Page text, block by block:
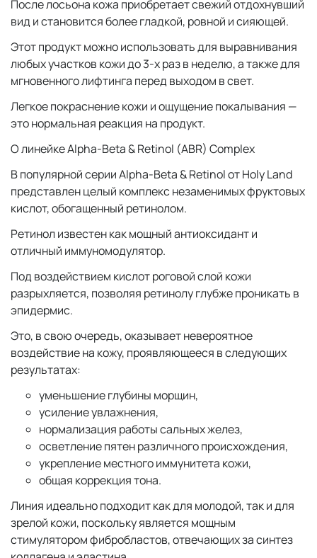
После лосьона кожа приобретает свежий отдохнувший
вид и становится более гладкой, ровной и сияющей.
Этот продукт можно использовать для выравнивания
любых участков кожи до 3-х раз в неделю, а также для
мгновенного лифтинга перед выходом в свет.
Легкое покраснение кожи и ощущение покалывания —
это нормальная реакция на продукт.
О линейке Alpha-Beta & Retinol (ABR) Complex
В популярной серии Alpha-Beta & Retinol от Holy Land
представлен целый комплекс незаменимых фруктовых
кислот, обогащенный ретинолом.
Ретинол известен как мощный антиоксидант и
отличный иммуномодулятор.
Под воздействием кислот роговой слой кожи
разрыхляется, позволяя ретинолу глубже проникать в
эпидермис.
Это, в свою очередь, оказывает невероятное
воздействие на кожу, проявляющееся в следующих
результатах:
уменьшение глубины морщин,
усиление увлажнения,
нормализация работы сальных желез,
осветление пятен различного происхождения,
укрепление местного иммунитета кожи,
общая коррекция тона.
Линия идеально подходит как для молодой, так и для
зрелой кожи, поскольку является мощным
стимулятором фибробластов, отвечающих за синтез